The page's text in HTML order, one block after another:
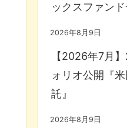
ックスファン
2026年8月9日
【2026年7月
ォリオ公開『
託』
2026年8月9日